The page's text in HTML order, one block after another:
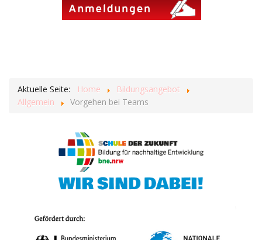
Aktuelle Seite: Home
Bildungsangebot
Allgemein
Vorgehen bei Teams